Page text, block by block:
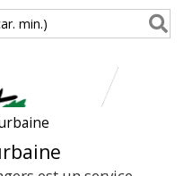
min.)